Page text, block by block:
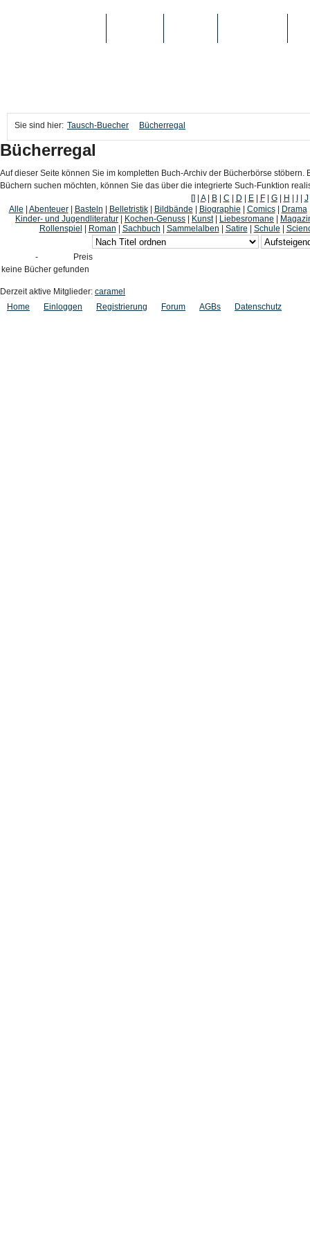
Sie sind hier: Tausch-Buecher Bücherregal
Bücherregal
Auf dieser Seite können Sie im kompletten Buch-Archiv der Bücherbörse
Büchern suchen möchten, können Sie das über die integrierte Such-Funktion
[]
A| B| C D E| F| G| H J
Alle
Abenteuer| Basteln Belletristik| Bildbände Biographie Comics| Drama
Kinder- und Jugendliteratur
Kochen-Genuss Kunst| Liebesromane
Rollenspiel
Roman Sachbuch Sammelalben Satire Schule
-
Preis
keine Bücher gefunden
Derzeit aktive Mitglieder: caramel
Home
Einloggen Registrierung Forum AGBs Datenschutz